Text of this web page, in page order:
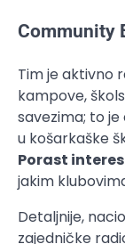
Community
Tim je aktivno
kampove,
savezima; to
u košarkaške
Porast
jakim
Detaljnije,
zajedničke